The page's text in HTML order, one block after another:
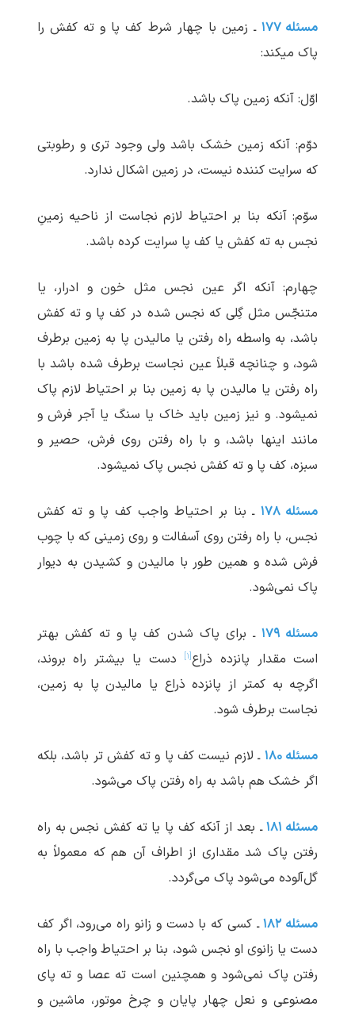
مسئله ۱۷۷
ـ زمین با چهار شرط کف پا و ته کفش را
پاک می‏کند:
اوّل: آنکه زمین پاک باشد.
دوّم: آنکه زمین خشک باشد ولی وجود تری و رطوبتی
که سرایت کننده نیست، در زمین اشکال ندارد.
سوّم: آنکه بنا بر احتیاط لازم نجاست از ناحیه زمینِ
نجس به ته کفش یا کف پا سرایت کرده باشد.
چهارم: آنکه اگر عین نجس مثل خون و ادرار، یا
متنجّس مثل گِلی که نجس شده در کف پا و ته کفش
باشد، به واسطه راه رفتن یا مالیدن پا به زمین برطرف
شود، و چنانچه قبلاً عین نجاست برطرف شده باشد با
راه رفتن یا مالیدن پا به زمین بنا بر احتیاط لازم پاک
نمی‏شود. و نیز زمین باید خاک یا سنگ یا آجر فرش و
مانند اینها باشد، و با راه رفتن روی فرش، حصیر و
سبزه، کف پا و ته کفش نجس پاک نمی‏شود.
مسئله ۱۷۸
ـ بنا بر احتیاط واجب کف پا و ته کفش
نجس، با راه رفتن روی آسفالت و روی زمینی که با چوب
فرش شده و همین طور با مالیدن و کشیدن به دیوار
پاک نمی‌شود.
مسئله ۱۷۹
ـ برای پاک شدن کف پا و ته کفش بهتر
است مقدار پانزده ذراع[۱]
دست یا بیشتر راه بروند،
اگرچه به کمتر از پانزده ذراع یا مالیدن پا به زمین،
نجاست برطرف شود.
مسئله ۱۸۰
ـ لازم نیست کف پا و ته کفش تر باشد، بلکه
اگر خشک هم باشد به راه رفتن پاک می‌شود.
مسئله ۱۸۱
ـ بعد از آنکه کف پا یا ته کفش نجس به راه
رفتن پاک شد مقداری از اطراف آن هم که معمولاً به
گل‌آلوده می‌شود پاک می‌گردد.
مسئله ۱۸۲
ـ کسی که با دست و زانو راه می‌رود، اگر کف
دست یا زانوی او نجس شود، بنا بر احتیاط واجب با راه
رفتن پاک نمی‌شود و همچنین است ته عصا و ته پای
مصنوعی و نعل چهار پایان و چرخ موتور، ماشین و